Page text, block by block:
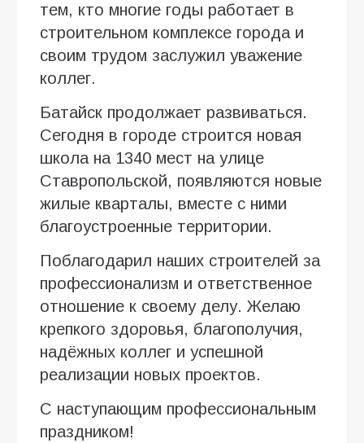
тем, кто многие годы работает в
строительном комплексе города и
своим трудом заслужил уважение
коллег.
Батайск продолжает развиваться.
Сегодня в городе строится новая
школа на 1340 мест на улице
Ставропольской, появляются новые
жилые кварталы, вместе с ними
благоустроенные территории.
Поблагодарил наших строителей за
профессионализм и ответственное
отношение к своему делу. Желаю
крепкого здоровья, благополучия,
надёжных коллег и успешной
реализации новых проектов.
С наступающим профессиональным
праздником!